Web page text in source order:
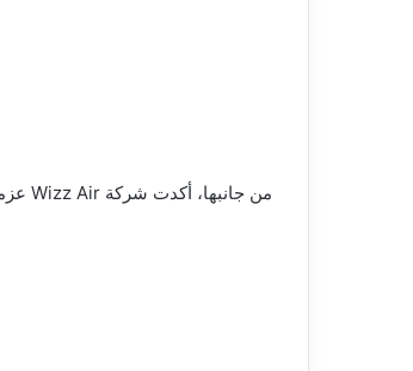
من جانبها، أكدت شركة Wizz Air عزمها التوسع بقوة في السوق المصري، مستهدفة رفع أعداد السائحين الوافدين